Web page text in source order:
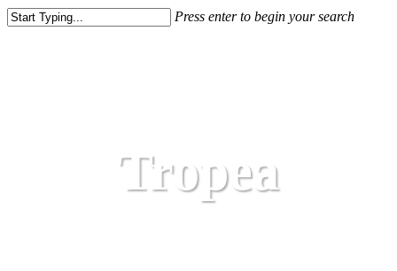
Press enter to begin your search
Tropea